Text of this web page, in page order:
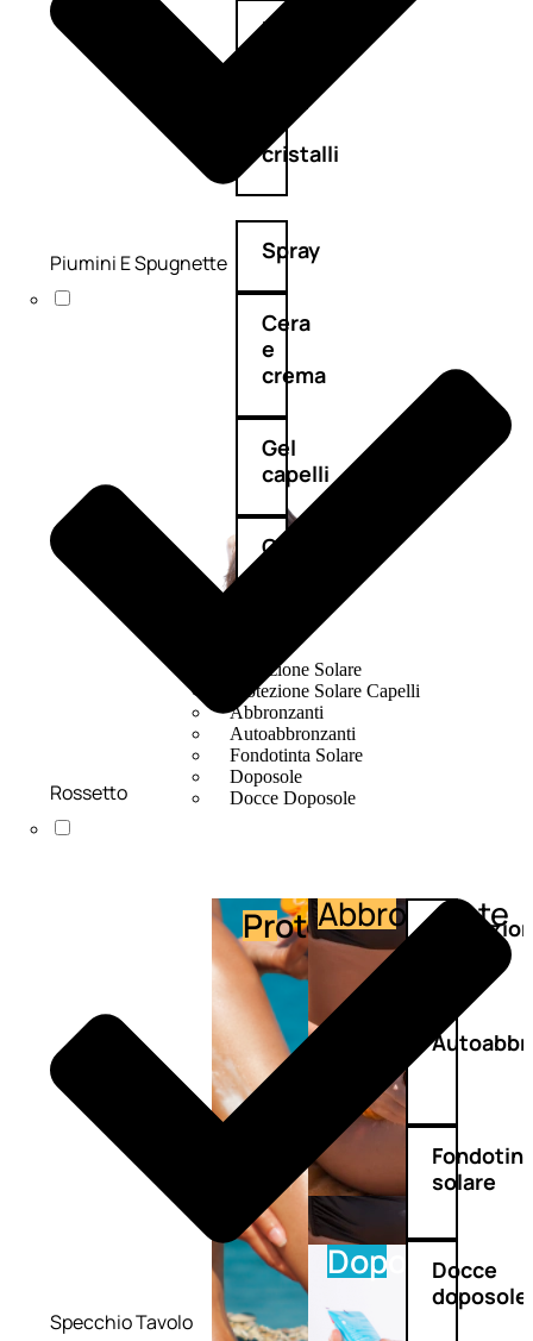
Fiale
Sieri
cristalli
Spray
Cera
e
crema
Gel
capelli
Colorazione
Protezione Solare
Protezione Solare Capelli
Abbronzanti
Autoabbronzanti
Fondotinta Solare
Doposole
Docce Doposole
Protezione
Abbronzante
Doposole
solare
Docce
doposole
Piumini E Spugnette
Rossetto
Specchio Tavolo